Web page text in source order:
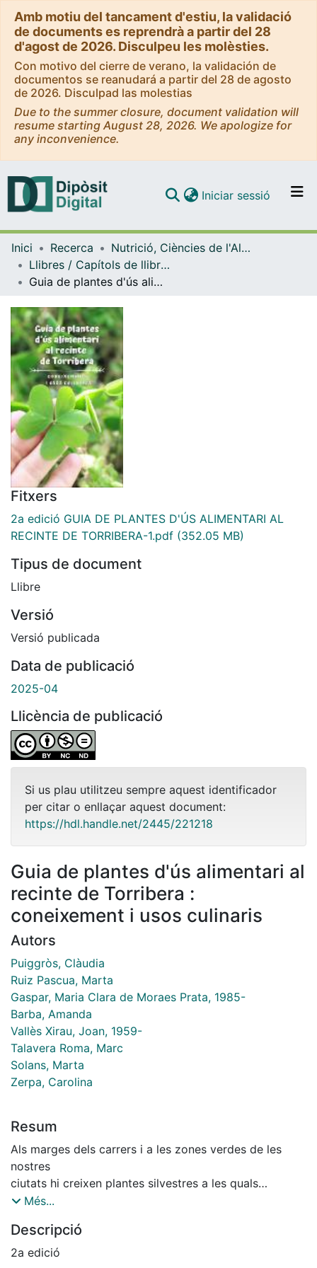
Amb motiu del tancament d'estiu, la validació
de documents es reprendrà a partir del 28
d'agost de 2026. Disculpeu les molèsties.
Con motivo del cierre de verano, la validación de
documentos se reanudará a partir del 28 de agosto
de 2026. Disculpad las molestias
Due to the summer closure, document validation will
resume starting August 28, 2026. We apologize for
any inconvenience.
Navega per tot el DD
Com publicar
Iniciar sessió (current)
Inici Recerca
Nutrició, Ciències de l'Alimentació i Gastronomia
Llibres / Capítols de llibre (Nutrició, Ciències de l'Alimentació i Gastronomia)
Guia de plantes d'ús alimentari al recinte de Torribera : coneixement i usos culinaris
Fitxers
2a edició GUIA DE PLANTES D'ÚS ALIMENTARI AL
RECINTE DE TORRIBERA-1.pdf (352.05 MB)
Tipus de document
Llibre
Versió
Versió publicada
Data de publicació
2025-04
Llicència de publicació
Si us plau utilitzeu sempre aquest identificador
per citar o enllaçar aquest document:
https://hdl.handle.net/2445/221218
Guia de plantes d'ús alimentari al
recinte de Torribera :
coneixement i usos culinaris
Autors
Puiggròs, Clàudia
Ruiz Pascua, Marta
Gaspar, Maria Clara de Moraes Prata, 1985-
Barba, Amanda
Vallès Xirau, Joan, 1959-
Talavera Roma, Marc
Solans, Marta
Zerpa, Carolina
Resum
Als marges dels carrers i a les zones verdes de les
nostres
ciutats hi creixen plantes silvestres a les quals
històricament s’ha donat un ús alimentari, medicinal o
l’oblit
i, sobretot, en desús, però tenen un valor nutritiu,
Més...
Descripció
2a edició